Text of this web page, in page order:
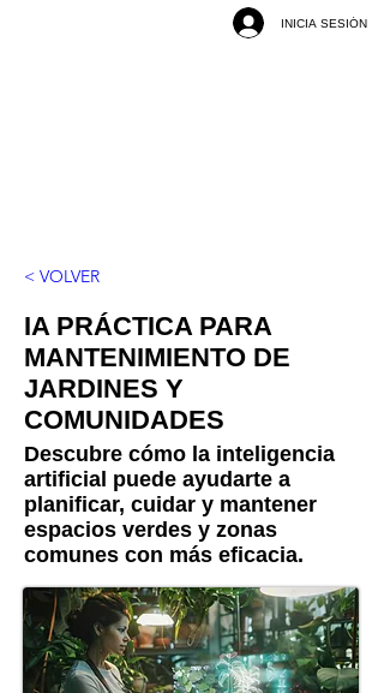
INICIA SESIÓN
< VOLVER
IA PRÁCTICA PARA
MANTENIMIENTO DE
JARDINES Y
COMUNIDADES
Descubre cómo la inteligencia
artificial puede ayudarte a
planificar, cuidar y mantener
espacios verdes y zonas
comunes con más eficacia.